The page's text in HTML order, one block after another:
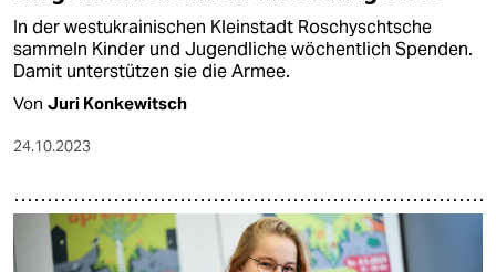
In der westukrainischen Kleinstadt Roschyschtsche
sammeln Kinder und Jugendliche wöchentlich Spenden.
Damit unterstützen sie die Armee.
Von Juri Konkewitsch
24.10.2023